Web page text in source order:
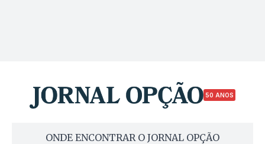
50 ANOS
ONDE ENCONTRAR O JORNAL OPÇÃO